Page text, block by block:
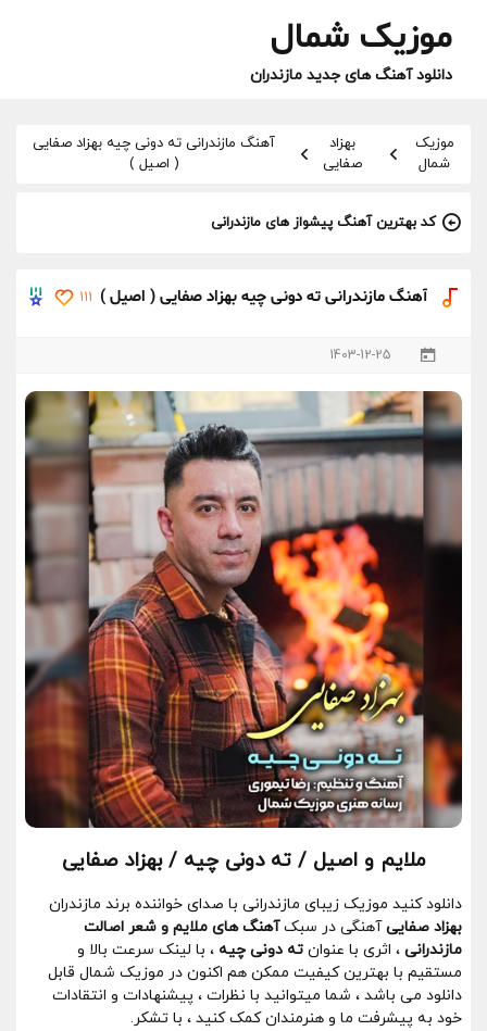
موزیک شمال
دانلود آهنگ های جدید مازندران
موزیک
شمال
بهزاد
صفایی
آهنگ مازندرانی ته دونی چیه بهزاد صفایی
( اصیل )
کد بهترین آهنگ پیشواز های مازندرانی
آهنگ مازندرانی ته دونی چیه بهزاد صفایی ( اصیل ) 111
1403-12-25
ملایم و اصیل / ته دونی چیه / بهزاد صفایی
دانلود کنید موزیک زیبای مازندرانی با صدای خواننده برند مازندران
بهزاد صفاییآهنگی در سبکآهنگ های ملایم و شعر اصالت
مازندرانی ، اثری با عنوان ته دونی چیه ، با لینک سرعت بالا و
مستقیم با بهترین کیفیت ممکن هم اکنون در موزیک شمال قابل
دانلود می باشد ، شما میتوانید با نظرات ، پیشنهادات و انتقادات
خود به پیشرفت ما و هنرمندان کمک کنید ، با تشکر.